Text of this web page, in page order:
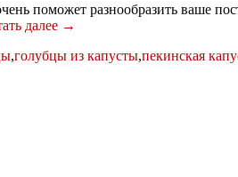
поможет разнообразить ваше
далее →
,голубцы из капусты,пекинская